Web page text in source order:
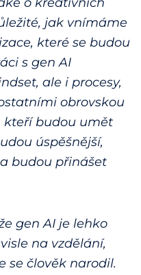
o kreativních
jak vnímáme
které se budou
s gen AI
ale i procesy,
obrovskou
kteří budou umět
úspěšnější,
budou přinášet
gen AI je lehko
na vzdělání,
se člověk narodil.